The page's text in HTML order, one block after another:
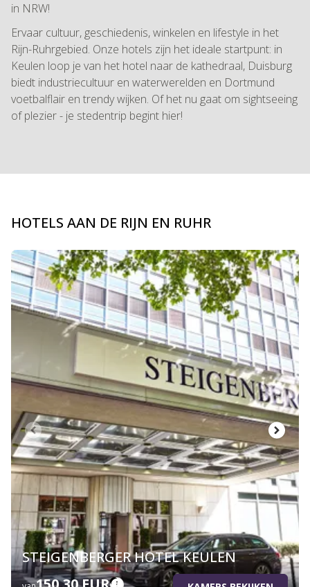
in NRW!
Ervaar cultuur, geschiedenis, winkelen en lifestyle in het
Rijn-Ruhrgebied. Onze hotels zijn het ideale startpunt: in
Keulen loop je van het hotel naar de kathedraal, Duisburg
biedt industriecultuur en waterwerelden en Dortmund
voetbalflair en trendy wijken. Of het nu gaat om sightseeing
of plezier - je stedentrip begint hier!
HOTELS AAN DE RIJN EN RUHR
Dia 1 van 3
STEIGENBERGER HOTEL KEULEN